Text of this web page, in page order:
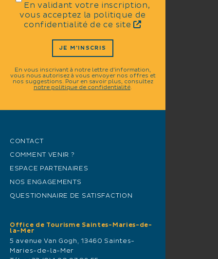
En validant votre inscription,
vous acceptez la politique de
confidentialité de ce site
JE M'INSCRIS
En vous inscrivant à notre lettre d'information,
vous nous autorisez à vous envoyer nos offres et
nos suggestions. Pour en savoir plus, consultez
notre politique de confidentialité.
CONTACT
COMMENT VENIR ?
ESPACE PARTENAIRES
NOS ENGAGEMENTS
QUESTIONNAIRE DE SATISFACTION
Office de Tourisme Saintes-Maries-de-
la-Mer
5 avenue Van Gogh, 13460 Saintes-
Maries-de-la-Mer